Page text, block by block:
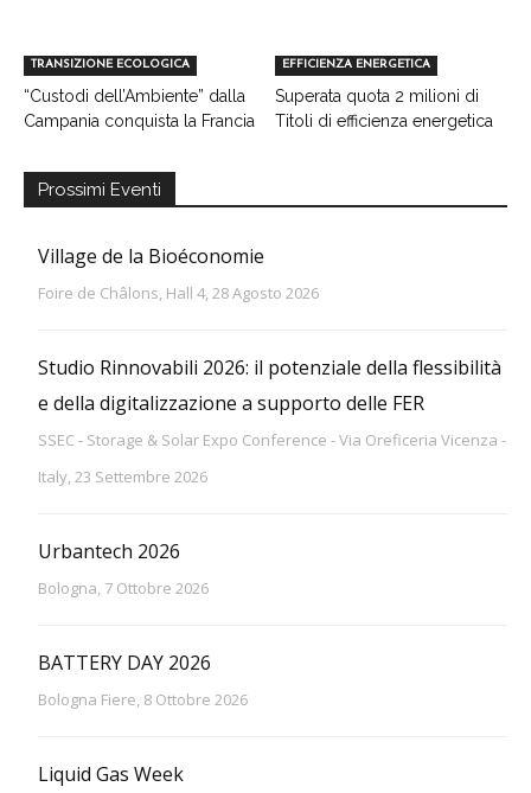
TRANSIZIONE ECOLOGICA
“Custodi dell’Ambiente” dalla
Campania conquista la Francia
EFFICIENZA ENERGETICA
Superata quota 2 milioni di
Titoli di efficienza energetica
Prossimi Eventi
Village de la Bioéconomie
Foire de Châlons, Hall 4, 28 Agosto 2026
Studio Rinnovabili 2026: il potenziale della flessibilità
e della digitalizzazione a supporto delle FER
SSEC - Storage & Solar Expo Conference - Via Oreficeria Vicenza -
Italy, 23 Settembre 2026
Urbantech 2026
Bologna, 7 Ottobre 2026
BATTERY DAY 2026
Bologna Fiere, 8 Ottobre 2026
Liquid Gas Week